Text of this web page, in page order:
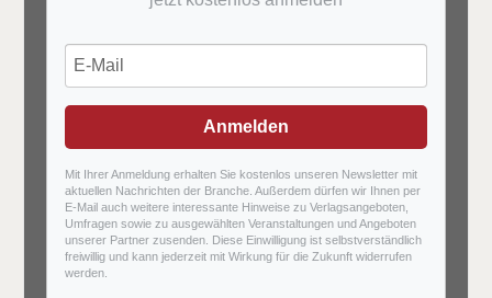
Anmelden
Mit Ihrer Anmeldung erhalten Sie kostenlos unseren Newsletter mit
aktuellen Nachrichten der Branche. Außerdem dürfen wir Ihnen per
E-Mail auch weitere interessante Hinweise zu Verlagsangeboten,
Umfragen sowie zu ausgewählten Veranstaltungen und Angeboten
unserer Partner zusenden. Diese Einwilligung ist selbstverständlich
freiwillig und kann jederzeit mit Wirkung für die Zukunft widerrufen
werden.